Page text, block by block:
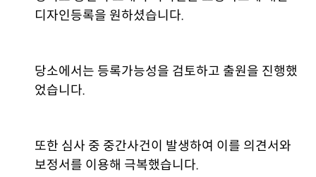
디자인등록을 원하셨습니다.
당소에서는 등록가능성을 검토하고 출원을 진행했
었습니다.
또한 심사 중 중간사건이 발생하여 이를 의견서와
보정서를 이용해 극복했습니다.